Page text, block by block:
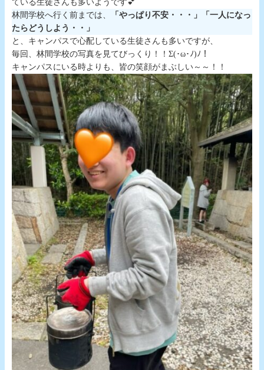
ている生徒さんも多いようです💕
林間学校へ行く前までは、
「やっぱり不安・・・」「一人になっ
たらどうしよう・・」
と、キャンパスで心配している生徒さんも多いですが、
毎回、林間学校の写真を見てびっくり！！Σ(･ω･ﾉ)ﾉ！
キャンパスにいる時よりも、皆の笑顔がまぶしい～～！！